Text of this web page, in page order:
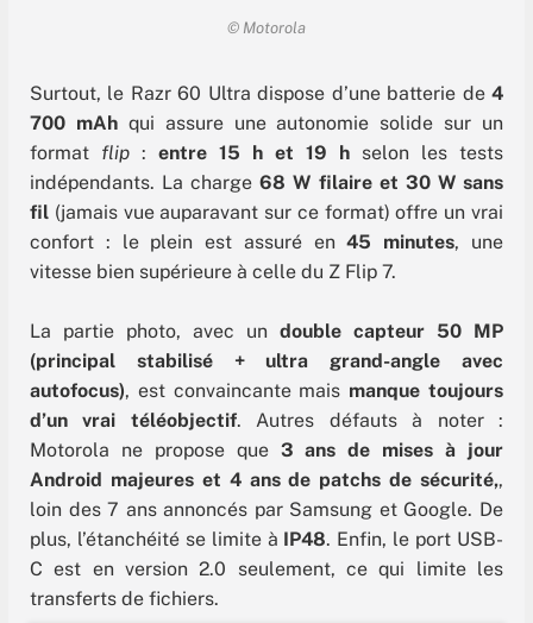
© Motorola
Surtout, le Razr 60 Ultra dispose d’une batterie de 4
700 mAhqui assure une autonomie solide sur un
format flip : entre 15 h et 19 h selon les tests
indépendants. La charge68 W filaire et 30 W sans
fil (jamais vue auparavant sur ce format) offre un vrai
confort : le plein est assuré en45 minutes, une
vitesse bien supérieure à celle du Z Flip 7.
La partie photo, avec un double capteur 50 MP
(principal stabilisé + ultra grand-angle avec
autofocus), est convaincante mais manque toujours
d’un vrai téléobjectif. Autres défauts à noter :
Motorola ne propose que 3 ans de mises à jour
Android majeures et 4 ans de patchs de sécurité,,
loin des 7 ans annoncés par Samsung et Google. De
plus, l’étanchéité se limite à IP48. Enfin, le port USB-
C est en version 2.0 seulement, ce qui limite les
transferts de fichiers.